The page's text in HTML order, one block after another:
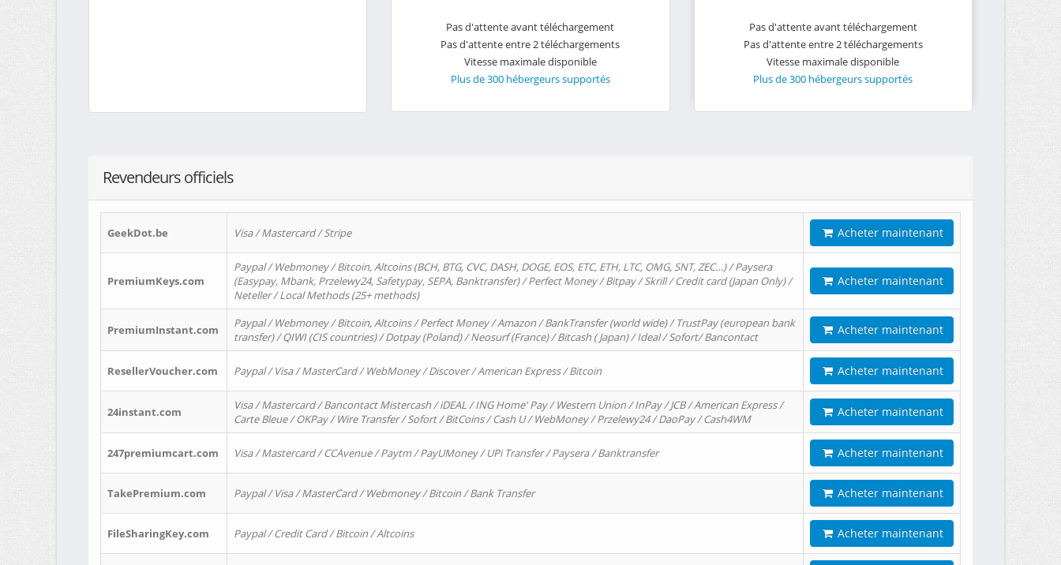
Pas d'attente avant téléchargement
Pas d'attente entre 2 téléchargements
Vitesse maximale disponible
Plus de 300 hébergeurs supportés
Pas d'attente avant téléchargement
Pas d'attente entre 2 téléchargements
Vitesse maximale disponible
Plus de 300 hébergeurs supportés
Revendeurs officiels
GeekDot.be Visa / Mastercard / Stripe Acheter maintenant
PremiumKeys.com
Paypal / Webmoney / Bitcoin, Altcoins (BCH, BTG, CVC, DASH, DOGE, EOS, ETC, ETH, LTC, OMG, SNT, ZEC…) / Paysera
(Easypay, Mbank, Przelewy24, Safetypay, SEPA, Banktransfer) / Perfect Money / Bitpay / Skrill / Credit card (Japan Only) /
Neteller / Local Methods (25+ methods)
Acheter maintenant
PremiumInstant.com
Paypal / Webmoney / Bitcoin, Altcoins / Perfect Money / Amazon / BankTransfer (world wide) / TrustPay (european bank
transfer) / QIWI (CIS countries) / Dotpay (Poland) / Neosurf (France) / Bitcash ( Japan) / Ideal / Sofort/ Bancontact
Acheter maintenant
ResellerVoucher.com Paypal / Visa / MasterCard / WebMoney / Discover / American Express / Bitcoin Acheter maintenant
24instant.com
Visa / Mastercard / Bancontact Mistercash / iDEAL / ING Home' Pay / Western Union / InPay / JCB / American Express /
Carte Bleue / OKPay / Wire Transfer / Sofort / BitCoins / Cash U / WebMoney / Przelewy24 / DaoPay / Cash4WM
Acheter maintenant
247premiumcart.com Visa / Mastercard / CCAvenue / Paytm / PayUMoney / UPi Transfer / Paysera / Banktransfer Acheter maintenant
TakePremium.com Paypal / Visa / MasterCard / Webmoney / Bitcoin / Bank Transfer Acheter maintenant
FileSharingKey.com Paypal / Credit Card / Bitcoin / Altcoins Acheter maintenant